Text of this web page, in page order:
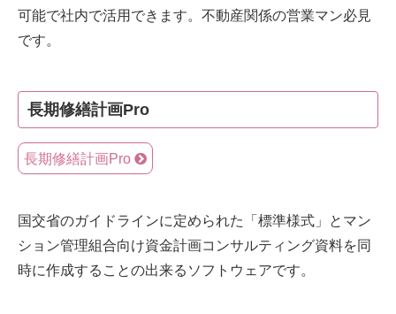
可能で社内で活用できます。不動産関係の営業マン必見
です。
長期修繕計画Pro
長期修繕計画Pro
国交省のガイドラインに定められた「標準様式」とマン
ション管理組合向け資金計画コンサルティング資料を同
時に作成することの出来るソフトウェアです。